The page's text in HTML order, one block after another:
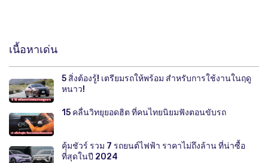
เนื้อหาเด่น
5 สิ่งต้องรู้! เตรียมรถให้พร้อม สำหรับการใช้งานในฤดู
หนาว!
15 คลื่นวิทยุยอดฮิต ที่คนไทยนิยมฟังตอนขับรถ
คุ้มชัวร์ รวม 7 รถยนต์ไฟฟ้า ราคาไม่ถึงล้าน ที่น่าซื้อ
ที่สุดในปี 2024